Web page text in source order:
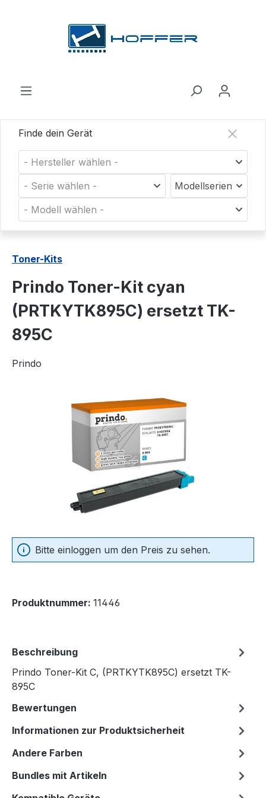
Finde dein Gerät
- Hersteller wählen -
- Serie wählen -
Modellserien
- Modell wählen -
Toner-Kits
Prindo Toner-Kit cyan
(PRTKYTK895C) ersetzt TK-
895C
Prindo
Bildergalerie überspringen
Bitte einloggen um den Preis zu sehen.
Produktnummer: 11446
Beschreibung
Prindo Toner-Kit C, (PRTKYTK895C) ersetzt TK-
895C
Bewertungen
Informationen zur Produktsicherheit
Andere Farben
Bundles mit Artikeln